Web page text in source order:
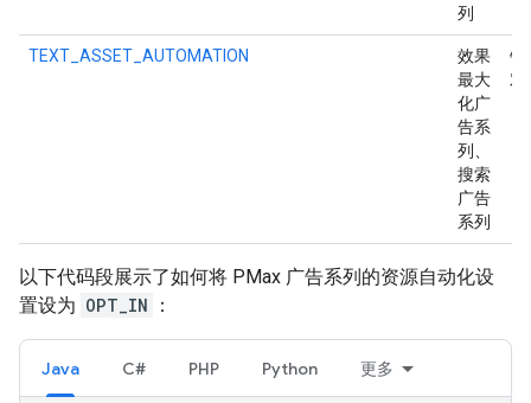
列
TEXT_ASSET_AUTOMATION
效果
最大
化广
告系
列、
搜索
广告
系列
针
对
以下代码段展示了如何将 PMax 广告系列的资源自动化设
置设为 OPT_IN ：
Java C# PHP Python 更多